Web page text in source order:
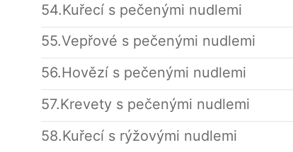
54.Kuřecí s pečenými nudlemi
55.Vepřové s pečenými nudlemi
56.Hovězí s pečenými nudlemi
57.Krevety s pečenými nudlemi
58.Kuřecí s rýžovými nudlemi